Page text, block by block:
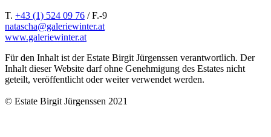
T. +43 (1) 524 09 76 / F.-9
natascha@galeriewinter.at
www.galeriewinter.at
Für den Inhalt ist der Estate Birgit Jürgenssen verantwortlich. Der
Inhalt dieser Website darf ohne Genehmigung des Estates nicht
geteilt, veröffentlicht oder weiter verwendet werden.
© Estate Birgit Jürgenssen 2021